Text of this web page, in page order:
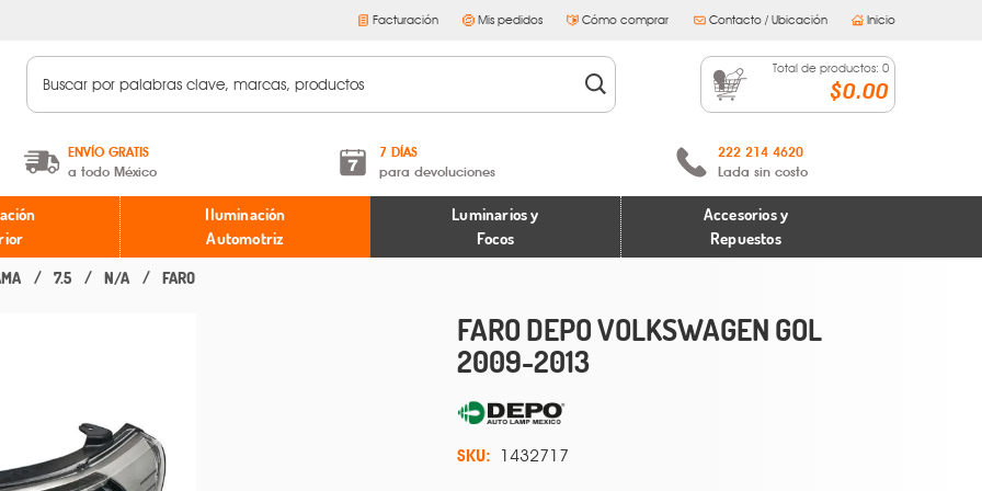
Facturación Mis pedidos Cómo comprar Contacto / Ubicación Inicio
Total de productos: 0
$0.00
ENVÍO GRATIS
a todo México
A partir de $599 MXN.
* Aplican restricciones
7 DÍAS
para devoluciones
Términos y condiciones
Políticas de devoluciones
222 214 4620
Lada sin costo
Iluminación
Automotriz
Luminarios y
Focos
Accesorios y
Repuestos
7.5 N/A FARO
FARO DEPO VOLKSWAGEN GOL
2009-2013
SKU: 1432717